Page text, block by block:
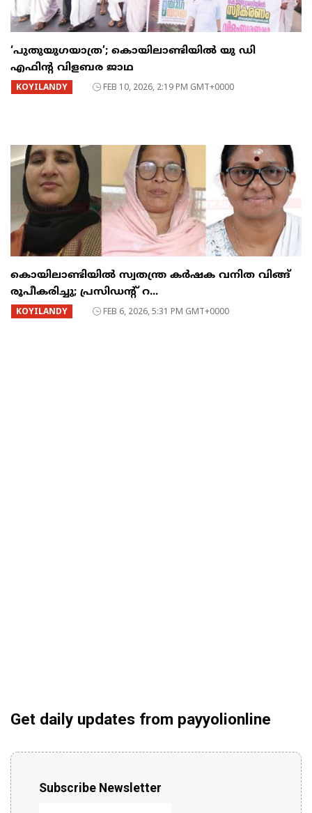
‘പുതുയുഗയാത്ര’; കൊയിലാണ്ടിയിൽ യു ഡി
എഫിന്റ വിളബര ജാഥ
KOYILANDY FEB 10, 2026, 2:19 PM GMT+0000
കൊയിലാണ്ടിയിൽ സ്വതന്ത്ര കർഷക വനിത വിങ്ങ്
രൂപീകരിച്ചു; പ്രസിഡന്റ്‌ റ...
KOYILANDY FEB 6, 2026, 5:31 PM GMT+0000
Get daily updates from payyolionline
Subscribe Newsletter